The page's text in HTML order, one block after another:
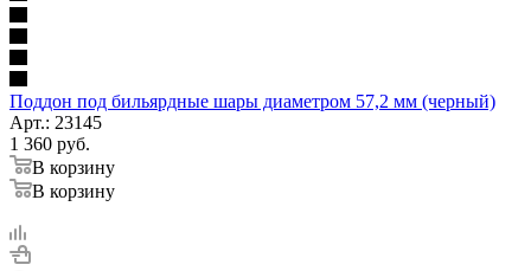
Поддон под бильярдные шары диаметром 57,2 мм (черный)
Арт.: 23145
1 360 руб.
В корзину
В корзину